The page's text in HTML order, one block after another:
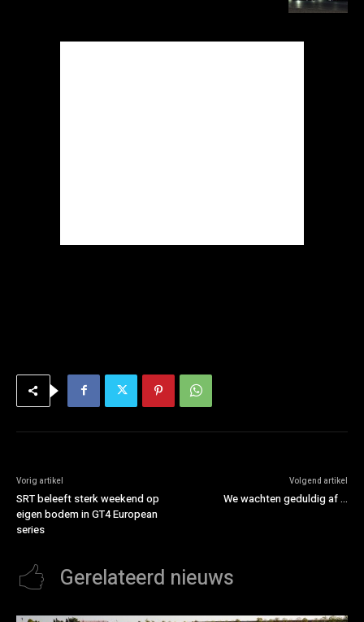
Vorig artikel
SRT beleeft sterk weekend op
eigen bodem in GT4 European
series
Volgend artikel
We wachten geduldig af …
Gerelateerd nieuws